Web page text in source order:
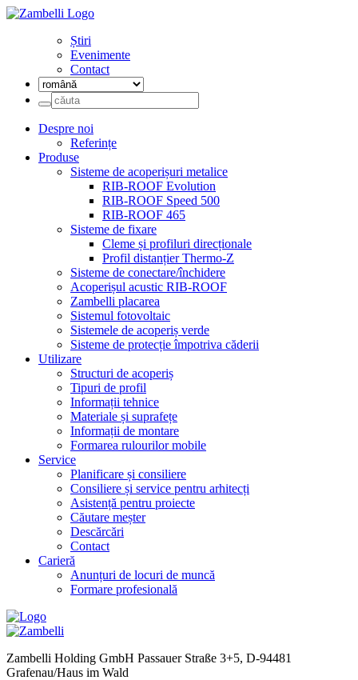
Știri
Evenimente
Contact
Despre noi
Referințe
Produse
Sisteme de acoperișuri metalice
RIB-ROOF Evolution
RIB-ROOF Speed 500
RIB-ROOF 465
Sisteme de fixare
Cleme și profiluri direcționale
Profil distanțier Thermo-Z
Sisteme de conectare/închidere
Acoperișul acustic RIB-ROOF
Zambelli placarea
Sistemul fotovoltaic
Sistemele de acoperiș verde
Sisteme de protecție împotriva căderii
Utilizare
Structuri de acoperiș
Tipuri de profil
Informații tehnice
Materiale și suprafețe
Informații de montare
Formarea rulourilor mobile
Service
Planificare și consiliere
Consiliere și service pentru arhitecți
Asistență pentru proiecte
Căutare meșter
Descărcări
Contact
Carieră
Anunțuri de locuri de muncă
Formare profesională
Zambelli Holding GmbH Passauer Straße 3+5, D-94481
Grafenau/Haus im Wald